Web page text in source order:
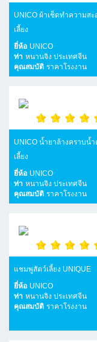
UNICO ผ้าเช็ดทำความส
เลี้ยง
ยี่ห้อ UNICO
ท่า หนานจิง ประเทศจีน
คุณสมบัติ ราคาโรงงาน
UNICO น้ำยาล้างคราบน้
เลี้ยง
ยี่ห้อ UNICO
ท่า หนานจิง ประเทศจีน
คุณสมบัติ ราคาโรงงาน
แชมพูสัตว์เลี้ยง UNIQUE
ยี่ห้อ UNICO
ท่า หนานจิง ประเทศจีน
คุณสมบัติ ราคาโรงงาน